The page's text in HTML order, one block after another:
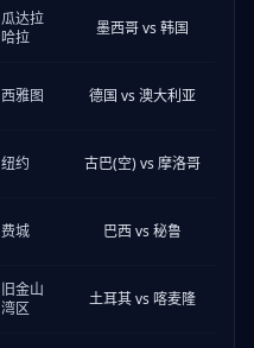
瓜达拉
哈拉
墨西哥 vs 韩国
西雅图 德国 vs 澳大利亚
纽约 古巴(空) vs 摩洛哥
费城 巴西 vs 秘鲁
旧金山
湾区
土耳其 vs 喀麦隆